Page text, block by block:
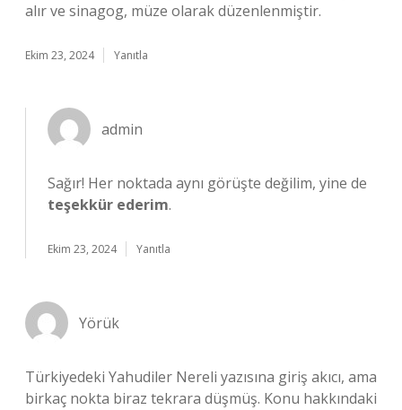
alır ve sinagog, müze olarak düzenlenmiştir.
Ekim 23, 2024 Yanıtla
admin
Sağır! Her noktada aynı görüşte değilim, yine de
teşekkür ederim.
Ekim 23, 2024 Yanıtla
Yörük
Türkiyedeki Yahudiler Nereli yazısına giriş akıcı, ama
birkaç nokta biraz tekrara düşmüş. Konu hakkındaki